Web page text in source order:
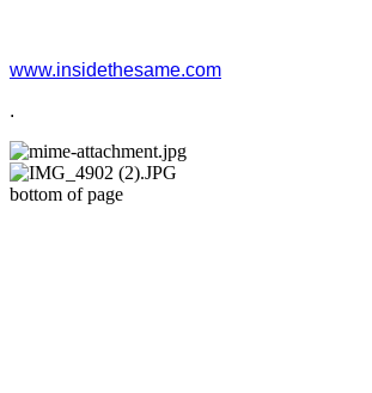
www.insidethesame.com
.
bottom of page